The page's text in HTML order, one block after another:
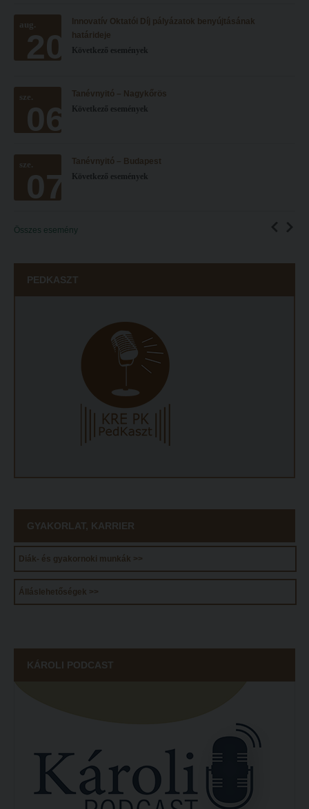
aug.
20
Innovatív Oktatói Díj pályázatok benyújtásának
határideje
Következő események
sze.
06
Tanévnyitó – Nagykőrös
Következő események
sze.
07
Tanévnyitó – Budapest
Következő események
Összes esemény
PEDKASZT
GYAKORLAT, KARRIER
Diák- és gyakornoki munkák >>
Álláslehetőségek >>
KÁROLI PODCAST